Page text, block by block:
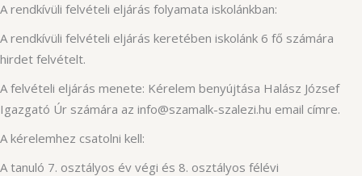
A rendkívüli felvételi eljárás folyamata iskolánkban:
A rendkívüli felvételi eljárás keretében iskolánk 6 fő számára
hirdet felvételt.
A felvételi eljárás menete: Kérelem benyújtása Halász József
Igazgató Úr számára az info@szamalk-szalezi.hu email címre.
A kérelemhez csatolni kell:
A tanuló 7. osztályos év végi és 8. osztályos félévi